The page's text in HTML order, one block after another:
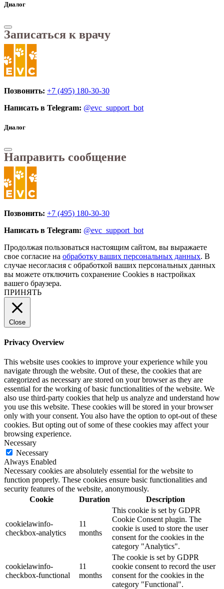
Диалог
Записаться к врачу
Позвонить: +7 (495) 180-30-30
Написать в Telegram: @evc_support_bot
Диалог
Направить сообщение
Позвонить: +7 (495) 180-30-30
Написать в Telegram: @evc_support_bot
Продолжая пользоваться настоящим сайтом, вы выражаете
свое согласие на обработку ваших персональных данных. В
случае несогласия с обработкой ваших персональных данных
вы можете отключить сохранение Cookies в настройках
вашего браузера.
ПРИНЯТЬ
Close
Privacy Overview
This website uses cookies to improve your experience while you
navigate through the website. Out of these, the cookies that are
categorized as necessary are stored on your browser as they are
essential for the working of basic functionalities of the website. We
also use third-party cookies that help us analyze and understand how
you use this website. These cookies will be stored in your browser
only with your consent. You also have the option to opt-out of these
cookies. But opting out of some of these cookies may affect your
browsing experience.
Necessary
Necessary
Always Enabled
Necessary cookies are absolutely essential for the website to
function properly. These cookies ensure basic functionalities and
security features of the website, anonymously.
Cookie
Duration Description
cookielawinfo-
checkbox-analytics
11
months
This cookie is set by GDPR
Cookie Consent plugin. The
cookie is used to store the user
consent for the cookies in the
category "Analytics".
cookielawinfo-
checkbox-functional
11
months
The cookie is set by GDPR
cookie consent to record the user
consent for the cookies in the
category "Functional".